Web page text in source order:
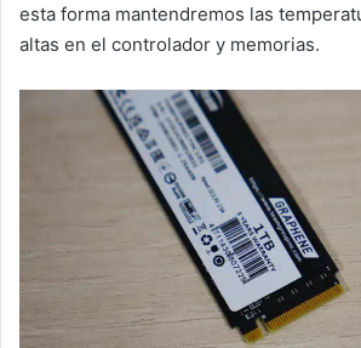
esta forma mantendremos las
altas en el controlador y memorias.